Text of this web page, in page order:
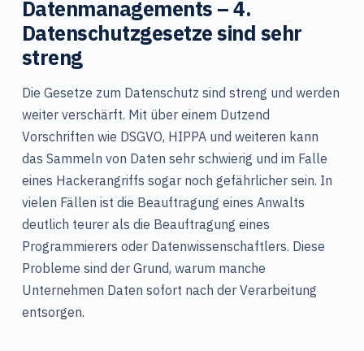
Datenmanagements – 4.
Datenschutzgesetze sind sehr
streng
Die Gesetze zum Datenschutz sind streng und werden
weiter verschärft. Mit über einem Dutzend
Vorschriften wie DSGVO, HIPPA und weiteren kann
das Sammeln von Daten sehr schwierig und im Falle
eines Hackerangriffs sogar noch gefährlicher sein. In
vielen Fällen ist die Beauftragung eines Anwalts
deutlich teurer als die Beauftragung eines
Programmierers oder Datenwissenschaftlers. Diese
Probleme sind der Grund, warum manche
Unternehmen Daten sofort nach der Verarbeitung
entsorgen.